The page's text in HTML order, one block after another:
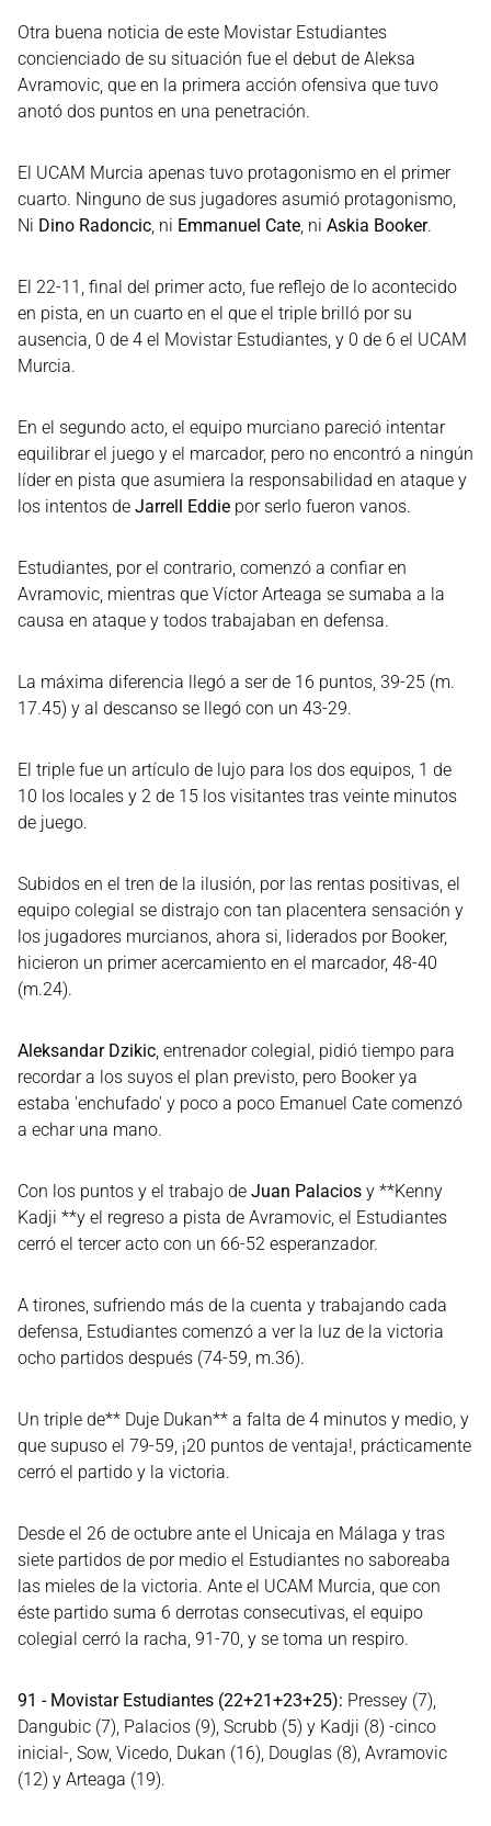
Otra buena noticia de este Movistar Estudiantes
concienciado de su situación fue el debut de Aleksa
Avramovic, que en la primera acción ofensiva que tuvo
anotó dos puntos en una penetración.
El UCAM Murcia apenas tuvo protagonismo en el primer
cuarto. Ninguno de sus jugadores asumió protagonismo,
Ni Dino Radoncic , ni Emmanuel Cate , ni Askia Booker.
El 22-11, final del primer acto, fue reflejo de lo acontecido
en pista, en un cuarto en el que el triple brilló por su
ausencia, 0 de 4 el Movistar Estudiantes, y 0 de 6 el UCAM
Murcia.
En el segundo acto, el equipo murciano pareció intentar
equilibrar el juego y el marcador, pero no encontró a ningún
líder en pista que asumiera la responsabilidad en ataque y
los intentos de Jarrell Eddie por serlo fueron vanos.
Estudiantes, por el contrario, comenzó a confiar en
Avramovic, mientras que Víctor Arteaga se sumaba a la
causa en ataque y todos trabajaban en defensa.
La máxima diferencia llegó a ser de 16 puntos, 39-25 (m.
17.45) y al descanso se llegó con un 43-29.
El triple fue un artículo de lujo para los dos equipos, 1 de
10 los locales y 2 de 15 los visitantes tras veinte minutos
de juego.
Subidos en el tren de la ilusión, por las rentas positivas, el
equipo colegial se distrajo con tan placentera sensación y
los jugadores murcianos, ahora si, liderados por Booker,
hicieron un primer acercamiento en el marcador, 48-40
(m.24).
Aleksandar Dzikic , entrenador colegial, pidió tiempo para
recordar a los suyos el plan previsto, pero Booker ya
estaba 'enchufado' y poco a poco Emanuel Cate comenzó
a echar una mano.
Con los puntos y el trabajo de Juan Palacios y **Kenny
Kadji **y el regreso a pista de Avramovic, el Estudiantes
cerró el tercer acto con un 66-52 esperanzador.
A tirones, sufriendo más de la cuenta y trabajando cada
defensa, Estudiantes comenzó a ver la luz de la victoria
ocho partidos después (74-59, m.36).
Un triple de** Duje Dukan** a falta de 4 minutos y medio, y
que supuso el 79-59, ¡20 puntos de ventaja!, prácticamente
cerró el partido y la victoria.
Desde el 26 de octubre ante el Unicaja en Málaga y tras
siete partidos de por medio el Estudiantes no saboreaba
las mieles de la victoria. Ante el UCAM Murcia, que con
éste partido suma 6 derrotas consecutivas, el equipo
colegial cerró la racha, 91-70, y se toma un respiro.
91 - Movistar Estudiantes (22+21+23+25): Pressey (7),
Dangubic (7), Palacios (9), Scrubb (5) y Kadji (8) -cinco
inicial-, Sow, Vicedo, Dukan (16), Douglas (8), Avramovic
(12) y Arteaga (19).